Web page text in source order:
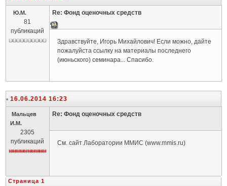
Ю.М.
81
публикаций
Re: Фонд оценочных средств
Здравствуйте, Игорь Михайлович! Если можно, дайте
пожалуйста ссылку на материалы последнего
(июньского) семинара... Спасибо.
16.06.2014 16:23
Мальцев
И.М.
2305
публикаций
Re: Фонд оценочных средств
См. сайт Лаборатории ММИС (www.mmis.ru)
Страница 1